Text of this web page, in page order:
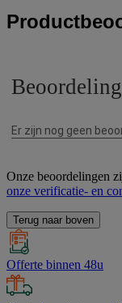
Onze beoordelingen
onze verificatie- en
Terug naar boven
Offerte binnen 48u